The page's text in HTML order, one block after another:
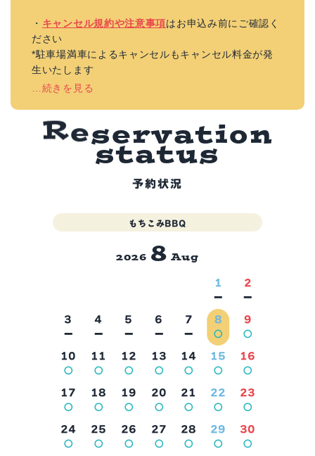
・ キャンセル規約や注意事項はお申込み前にご確認く
ださい
*駐車場満車によるキャンセルもキャンセル料金が発
生いたします
…続きを見る
Reservation
status
予約状況
もちこみBBQ
2026 8 Aug
1
－
2
－
3
－
4
－
5
－
6
－
7
－
8
○
9
○
10
○
11
○
12
○
13
○
14
○
15
○
16
○
17
○
18
○
19
○
20
○
21
○
22
○
23
○
24
○
25
○
26
○
27
○
28
○
29
○
30
○
2026年9月